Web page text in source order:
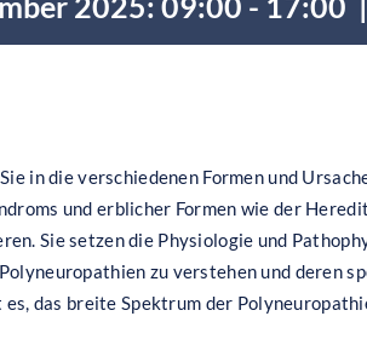
in die verschiedenen Formen und
und erblicher Formen wie der
Sie setzen die Physiologie und
zu verstehen und deren
es, das breite Spektrum der